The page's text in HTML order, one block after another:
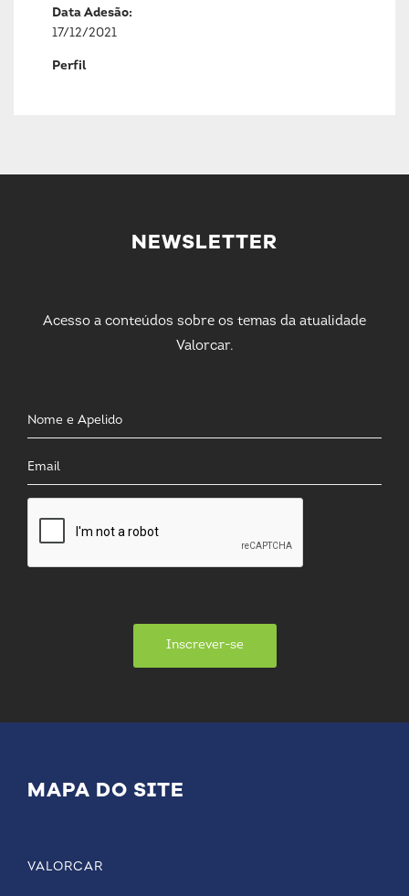
Data Adesão:
17/12/2021
Perfil
NEWSLETTER
Acesso a conteúdos sobre os temas da atualidade
Valorcar.
Inscrever-se
MAPA DO SITE
VALORCAR